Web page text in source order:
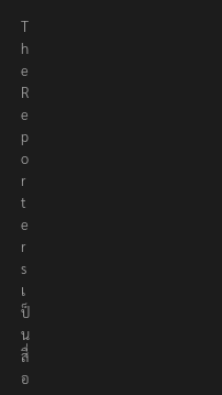
ะเรนนี KNPP ลั่นสู้รบ ครั้งนี้
าชนต้องชนะ